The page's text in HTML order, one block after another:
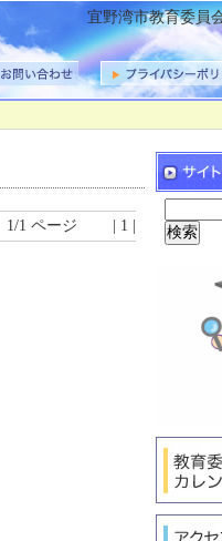
宜野湾市教育委員
1/1 ページ | 1 |